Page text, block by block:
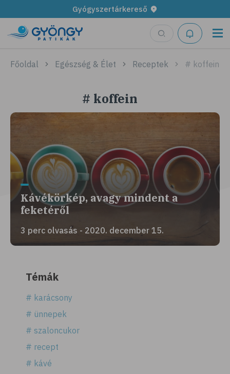
Gyógyszertárkereső
Főoldal Egészség & Élet Receptek # koffein
# koffein
Kávékörkép, avagy mindent a
feketéről
3 perc olvasás - 2020. december 15.
Témák
# karácsony
# ünnepek
# szaloncukor
# recept
# kávé